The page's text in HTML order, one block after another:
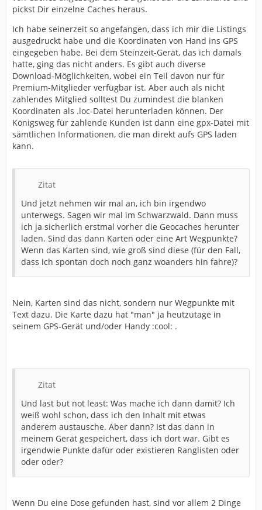
pickst Dir einzelne Caches heraus.
Ich habe seinerzeit so angefangen, dass ich mir die Listings
ausgedruckt habe und die Koordinaten von Hand ins GPS
eingegeben habe. Bei dem Steinzeit-Gerät, das ich damals
hatte, ging das nicht anders. Es gibt auch diverse
Download-Möglichkeiten, wobei ein Teil davon nur für
Premium-Mitglieder verfügbar ist. Aber auch als nicht
zahlendes Mitglied solltest Du zumindest die blanken
Koordinaten als .loc-Datei herunterladen können. Der
Königsweg für zahlende Kunden ist dann eine gpx-Datei mit
sämtlichen Informationen, die man direkt aufs GPS laden
kann.
Zitat
Und jetzt nehmen wir mal an, ich bin irgendwo
unterwegs. Sagen wir mal im Schwarzwald. Dann muss
ich ja sicherlich erstmal vorher die Geocaches herunter
laden. Sind das dann Karten oder eine Art Wegpunkte?
Wenn das Karten sind, wie groß sind diese (für den Fall,
dass ich spontan doch noch ganz woanders hin fahre)?
Nein, Karten sind das nicht, sondern nur Wegpunkte mit
Text dazu. Die Karte dazu hat "man" ja heutzutage in
seinem GPS-Gerät und/oder Handy :cool: .
Zitat
Und last but not least: Was mache ich dann damit? Ich
weiß wohl schon, dass ich den Inhalt mit etwas
anderem austausche. Aber dann? Ist das dann in
meinem Gerät gespeichert, dass ich dort war. Gibt es
irgendwie Punkte dafür oder existieren Ranglisten oder
oder oder?
Wenn Du eine Dose gefunden hast, sind vor allem 2 Dinge